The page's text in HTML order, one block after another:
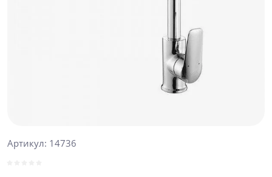
Артикул: 14736